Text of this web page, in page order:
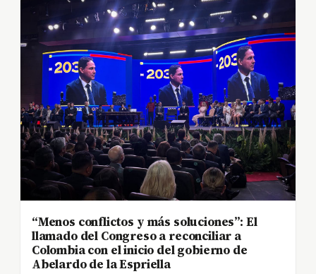
“Menos conflictos y más soluciones”: El
llamado del Congreso a reconciliar a
Colombia con el inicio del gobierno de
Abelardo de la Espriella